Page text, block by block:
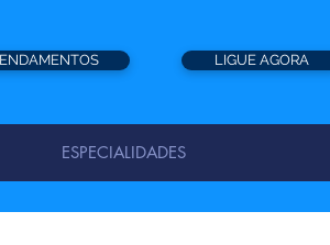
LIGUE AGORA
ESPECIALIDADES